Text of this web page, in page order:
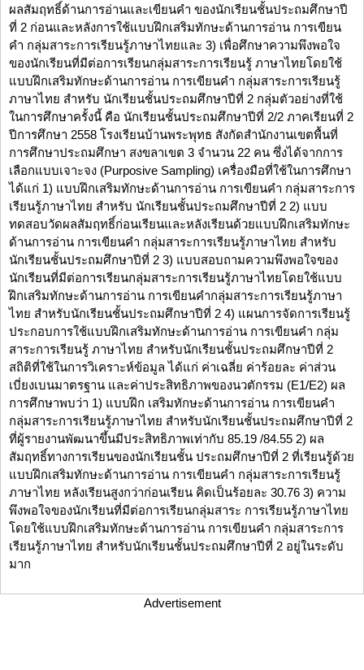
ผลสัมฤทธิ์ด้านการอ่านและเขียนคำ ของนักเรียนชั้นประถมศึกษาปี
ที่ 2 ก่อนและหลังการใช้แบบฝึกเสริมทักษะด้านการอ่าน การเขียน
คำ กลุ่มสาระการเรียนรู้ภาษาไทยและ 3) เพื่อศึกษาความพึงพอใจ
ของนักเรียนที่มีต่อการเรียนกลุ่มสาระการเรียนรู้ ภาษาไทยโดยใช้
แบบฝึกเสริมทักษะด้านการอ่าน การเขียนคำ กลุ่มสาระการเรียนรู้
ภาษาไทย สำหรับ นักเรียนชั้นประถมศึกษาปีที่ 2 กลุ่มตัวอย่างที่ใช้
ในการศึกษาครั้งนี้ คือ นักเรียนชั้นประถมศึกษาปีที่ 2/2 ภาคเรียนที่ 2
ปีการศึกษา 2558 โรงเรียนบ้านพระพุทธ สังกัดสำนักงานเขตพื้นที่
การศึกษาประถมศึกษา สงขลาเขต 3 จำนวน 22 คน ซึ่งได้จากการ
เลือกแบบเจาะจง (Purposive Sampling) เครื่องมือที่ใช้ในการศึกษา
ได้แก่ 1) แบบฝึกเสริมทักษะด้านการอ่าน การเขียนคำ กลุ่มสาระการ
เรียนรู้ภาษาไทย สำหรับ นักเรียนชั้นประถมศึกษาปีที่ 2 2) แบบ
ทดสอบวัดผลสัมฤทธิ์ก่อนเรียนและหลังเรียนด้วยแบบฝึกเสริมทักษะ
ด้านการอ่าน การเขียนคำ กลุ่มสาระการเรียนรู้ภาษาไทย สำหรับ
นักเรียนชั้นประถมศึกษาปีที่ 2 3) แบบสอบถามความพึงพอใจของ
นักเรียนที่มีต่อการเรียนกลุ่มสาระการเรียนรู้ภาษาไทยโดยใช้แบบ
ฝึกเสริมทักษะด้านการอ่าน การเขียนคำกลุ่มสาระการเรียนรู้ภาษา
ไทย สำหรับนักเรียนชั้นประถมศึกษาปีที่ 2 4) แผนการจัดการเรียนรู้
ประกอบการใช้แบบฝึกเสริมทักษะด้านการอ่าน การเขียนคำ กลุ่ม
สาระการเรียนรู้ ภาษาไทย สำหรับนักเรียนชั้นประถมศึกษาปีที่ 2
สถิติที่ใช้ในการวิเคราะห์ข้อมูล ได้แก่ ค่าเฉลี่ย ค่าร้อยละ ค่าส่วน
เบี่ยงเบนมาตรฐาน และค่าประสิทธิภาพของนวตักรรม (E1/E2) ผล
การศึกษาพบว่า 1) แบบฝึก เสริมทักษะด้านการอ่าน การเขียนคำ
กลุ่มสาระการเรียนรู้ภาษาไทย สำหรับนักเรียนชั้นประถมศึกษาปีที่ 2
ที่ผู้รายงานพัฒนาขึ้นมีประสิทธิภาพเท่ากับ 85.19 /84.55 2) ผล
สัมฤทธิ์ทางการเรียนของนักเรียนชั้น ประถมศึกษาปีที่ 2 ที่เรียนรู้ด้วย
แบบฝึกเสริมทักษะด้านการอ่าน การเขียนคำ กลุ่มสาระการเรียนรู้
ภาษาไทย หลังเรียนสูงกว่าก่อนเรียน คิดเป็นร้อยละ 30.76 3) ความ
พึงพอใจของนักเรียนที่มีต่อการเรียนกลุ่มสาระ การเรียนรู้ภาษาไทย
โดยใช้แบบฝึกเสริมทักษะด้านการอ่าน การเขียนคำ กลุ่มสาระการ
เรียนรู้ภาษาไทย สำหรับนักเรียนชั้นประถมศึกษาปีที่ 2 อยู่ในระดับ
มาก
Advertisement